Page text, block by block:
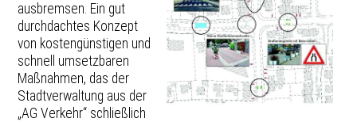
ausbremsen. Ein gut
durchdachtes Konzept
von kostengünstigen und
schnell umsetzbaren
Maßnahmen, das der
Stadtverwaltung aus der
„AG Verkehr“ schließlich